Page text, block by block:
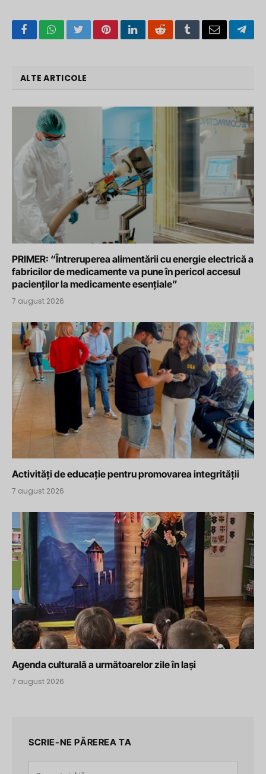
FacebookWhatsApp
TwitterPinterestLinkedInRedditTumblrEmail
ALTE ARTICOLE
PRIMER: “Întreruperea alimentării cu energie electrică a
fabricilor de medicamente va pune în pericol accesul
pacienților la medicamente esențiale”
7 august 2026
Activități de educație pentru promovarea integrității
7 august 2026
Agenda culturală a următoarelor zile în Iași
7 august 2026
SCRIE-NE PĂREREA TA